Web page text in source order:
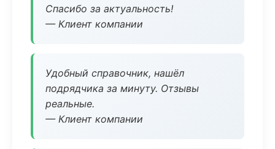
Спасибо за актуальность!
— Клиент компании
Удобный справочник, нашёл
подрядчика за минуту. Отзывы
реальные.
— Клиент компании